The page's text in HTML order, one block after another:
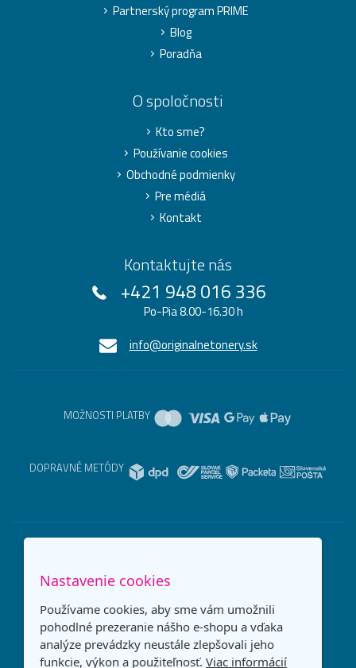
Partnerský program PRIME
Blog
Poradňa
O spoločnosti
Kto sme?
Používanie cookies
Obchodné podmienky
Pre médiá
Kontakt
Kontaktujte nás
+421 948 016 336
Po-Pia 8.00-16.30 h
info@originalnetonery.sk
MOŽNOSTI PLATBY
DOPRAVNÉ METÓDY
Nastavenie cookies
Používame cookies, aby sme vám umožnili
pohodlné prezeranie nášho e-shopu a vďaka
analýze prevádzky neustále zlepšovali jeho
funkcie, výkon a použiteľnosť. Viac informácií